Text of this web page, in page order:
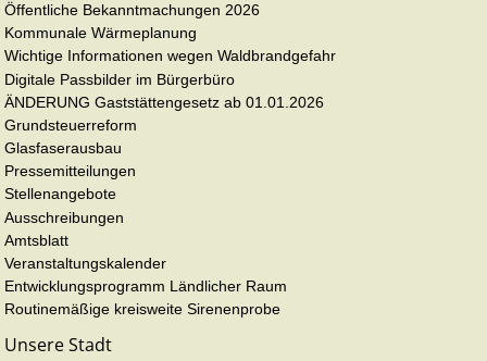
Öffentliche Bekanntmachungen 2026
Kommunale Wärmeplanung
Wichtige Informationen wegen Waldbrandgefahr
Digitale Passbilder im Bürgerbüro
ÄNDERUNG Gaststättengesetz ab 01.01.2026
Grundsteuerreform
Glasfaserausbau
Pressemitteilungen
Stellenangebote
Ausschreibungen
Amtsblatt
Veranstaltungskalender
Entwicklungsprogramm Ländlicher Raum
Routinemäßige kreisweite Sirenenprobe
Unsere Stadt